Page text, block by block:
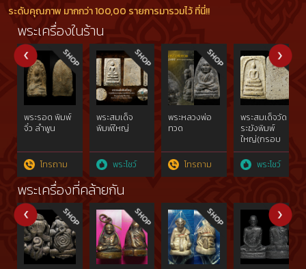
ระดับคุณภาพ มากกว่า 100,00 รายการมารวมไว้ ที่นี่!!
พระเครื่องในร้าน
พระรอด พิมพ์
จิ๋ว ลำพูน
โทรถาม
พระสมเด็จ
พิมพ์ใหญ่
พระโชว์
พระหลวงพ่อ
ทวด
โทรถาม
พระสมเด็จวัด
ระฆังพิมพ์
ใหญ่(กรอบ
กระจก)หลัง
เรียบ
Prasomdej
(Printing
Lines)
Smooth
Back
พระโชว์
พระเครื่องที่คล้ายกัน